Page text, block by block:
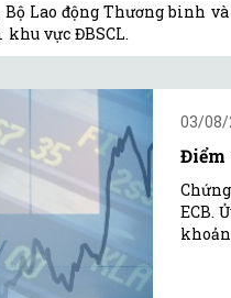
Bộ Lao động Thương binh
vực ĐBSCL.
03/08/
Điểm
ECB.